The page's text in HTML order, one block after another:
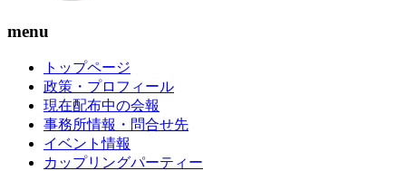
menu
トップページ
政策・プロフィール
現在配布中の会報
事務所情報・問合せ先
イベント情報
カップリングパーティー